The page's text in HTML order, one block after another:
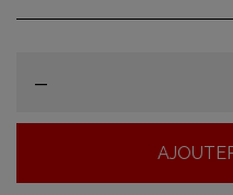
–